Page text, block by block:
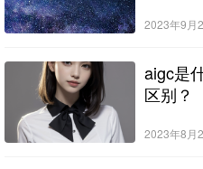
2023年9月
aigc是
区别？
2023年8月